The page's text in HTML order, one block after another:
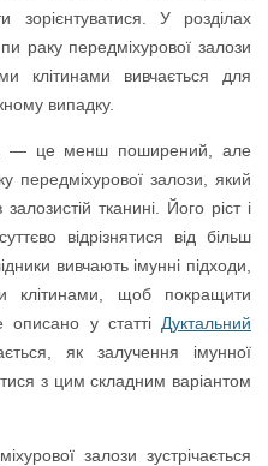
У розділах
раку передміхурової залози
клітинами вивчається для
випадку.
— це менш поширений, але
передміхурової залози, який
тканині. Його ріст і
відрізнятися від більш
вивчають імунні підходи,
клітинами, щоб покращити
описано у статті Дуктальний
як залучення імунної
з цим складним варіантом
залози зустрічається